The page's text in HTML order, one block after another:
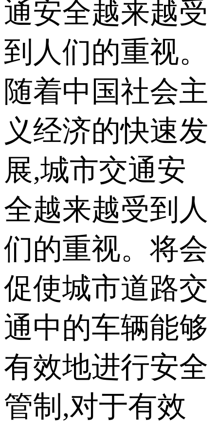
通安全越来越受
到人们的重视。
随着中国社会主
义经济的快速发
展,城市交通安
全越来越受到人
们的重视。将会
促使城市道路交
通中的车辆能够
有效地进行安全
管制,对于有效